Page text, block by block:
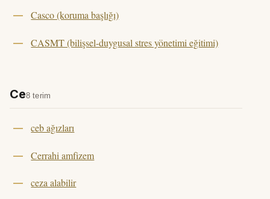
Casco (koruma başlığı)
CASMT (bilişsel-duygusal stres yönetimi eğitimi)
Ce8 terim
ceb ağızları
Cerrahi amfizem
ceza alabilir